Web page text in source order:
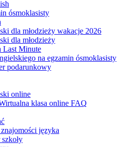
ósmoklasisty
dla młodzieży wakacje 2026
dla młodzieży
Last Minute
na egzamin ósmoklasisty
podarunkowy
online
klasa online FAQ
języka